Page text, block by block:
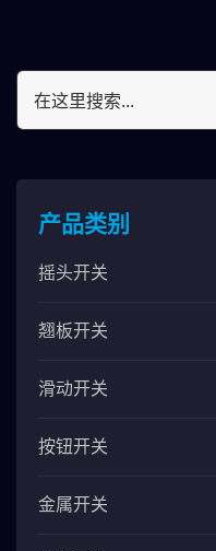
产品类别
摇头开关
翘板开关
滑动开关
按钮开关
金属开关